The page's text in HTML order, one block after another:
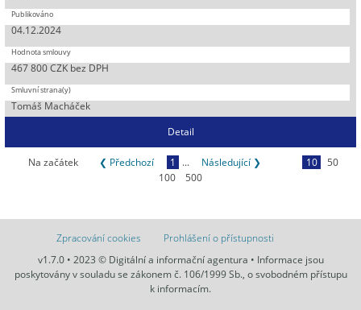
04.12.2024
467 800 CZK bez DPH
Tomáš Macháček
Detail
Na začátek ❮ Předchozí 1 ... Následující ❯ 10
50
100
500
Zpracování cookies
Prohlášení o přístupnosti
v1.7.0 • 2023 © Digitální a informační agentura • Informace jsou
poskytovány v souladu se zákonem č. 106/1999 Sb., o svobodném přístupu
k informacím.